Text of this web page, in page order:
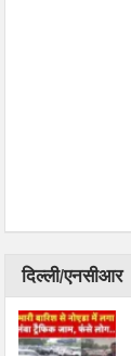
दिल्ली/एनसीआर